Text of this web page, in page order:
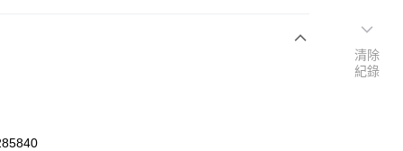
款
清除
紀錄